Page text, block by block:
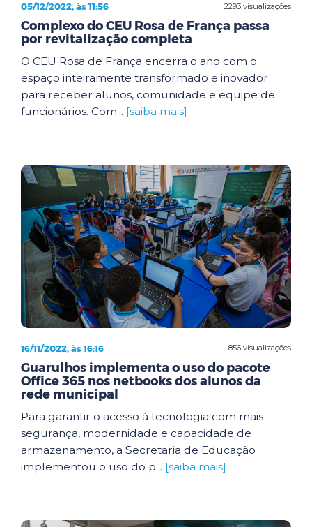
2293 visualizações
05/12/2022, às 11:56
Complexo do CEU Rosa de França passa
por revitalização completa
O CEU Rosa de França encerra o ano com o
espaço inteiramente transformado e inovador
para receber alunos, comunidade e equipe de
funcionários. Com... [saiba mais]
856 visualizações
16/11/2022, às 16:16
Guarulhos implementa o uso do pacote
Office 365 nos netbooks dos alunos da
rede municipal
Para garantir o acesso à tecnologia com mais
segurança, modernidade e capacidade de
armazenamento, a Secretaria de Educação
implementou o uso do p... [saiba mais]